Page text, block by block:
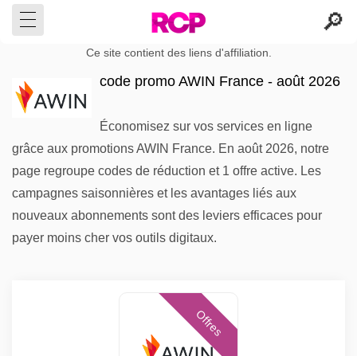
Ce site contient des liens d'affiliation.
code promo AWIN France - août 2026
Économisez sur vos services en ligne
grâce aux promotions AWIN France. En août 2026, notre
page regroupe codes de réduction et 1 offre active. Les
campagnes saisonnières et les avantages liés aux
nouveaux abonnements sont des leviers efficaces pour
payer moins cher vos outils digitaux.
Offres